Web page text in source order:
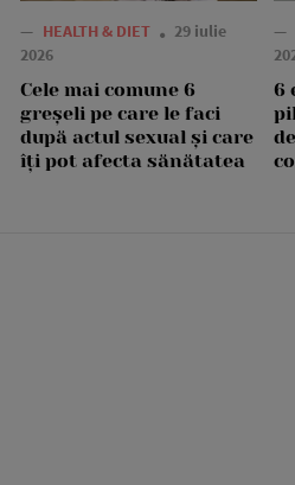
— HEALTH & DIET
29 iulie
2026
Cele mai comune 6
greșeli pe care le faci
după actul sexual și care
îți pot afecta sănătatea
—
6